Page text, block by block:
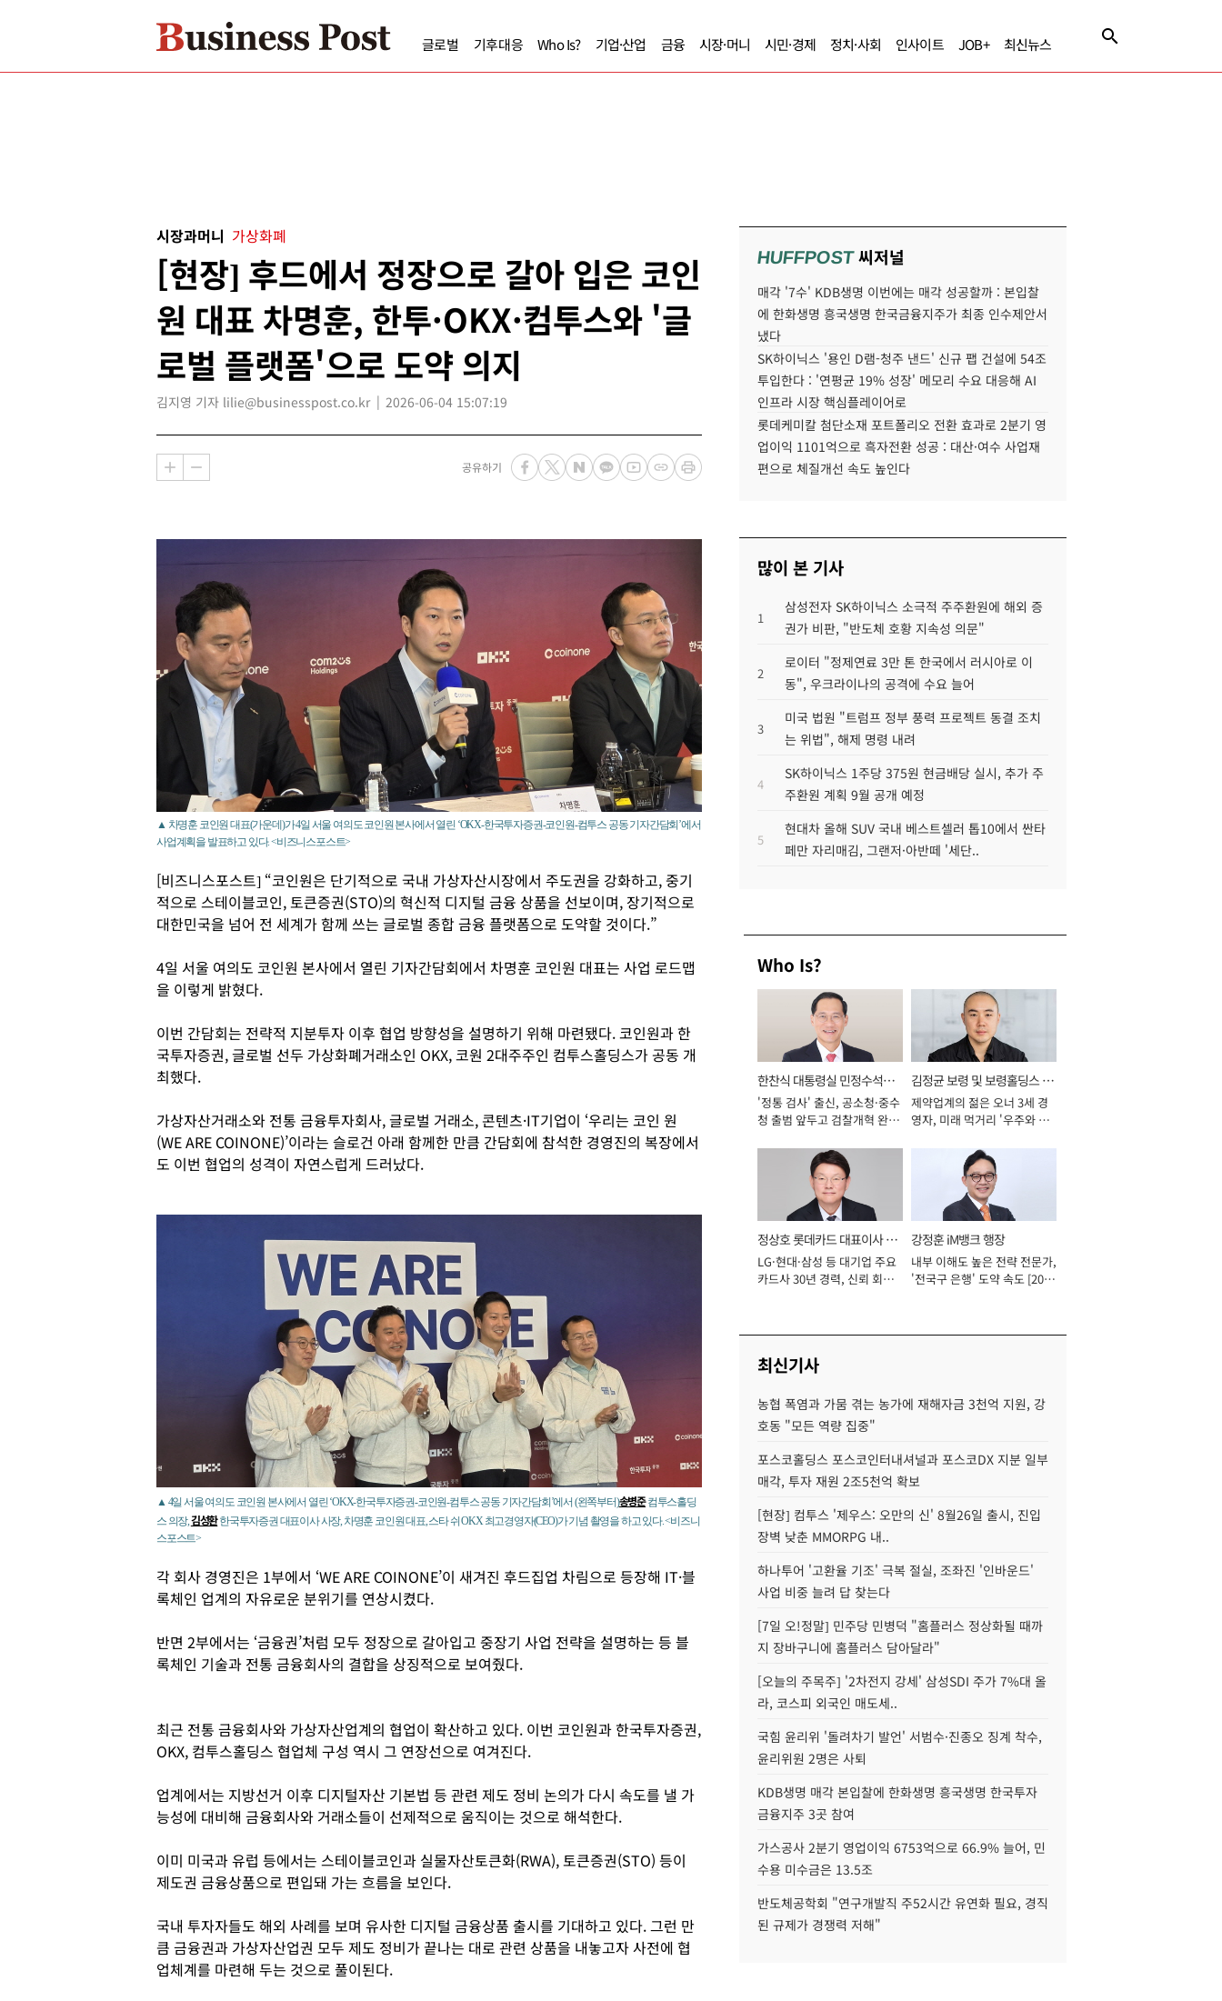
글로벌 기후대응 Who Is? 기업·산업 금융 시장·머니 시민·경제 정치·사회 인사이트 JOB+ 최신뉴스
시장과머니 가상화폐
[현장] 후드에서 정장으로 갈아 입은 코인
원 대표 차명훈, 한투·OKX·컴투스와 '글
로벌 플랫폼'으로 도약 의지
김지영 기자 lilie@businesspost.co.kr 2026-06-04 15:07:19
공유하기
▲ 차명훈 코인원 대표(가운데)가 4일 서울 여의도 코인원 본사에서 열린 ‘OKX-한국투자증권-코인원-컴투스 공동 기자간담회’에서
사업계획을 발표하고 있다. <비즈니스포스트>
[비즈니스포스트] “코인원은 단기적으로 국내 가상자산시장에서 주도권을 강화하고, 중기
적으로 스테이블코인, 토큰증권(STO)의 혁신적 디지털 금융 상품을 선보이며, 장기적으로
대한민국을 넘어 전 세계가 함께 쓰는 글로벌 종합 금융 플랫폼으로 도약할 것이다.”
4일 서울 여의도 코인원 본사에서 열린 기자간담회에서 차명훈 코인원 대표는 사업 로드맵
을 이렇게 밝혔다.
이번 간담회는 전략적 지분투자 이후 협업 방향성을 설명하기 위해 마련됐다. 코인원과 한
국투자증권, 글로벌 선두 가상화폐거래소인 OKX, 코원 2대주주인 컴투스홀딩스가 공동 개
최했다.
가상자산거래소와 전통 금융투자회사, 글로벌 거래소, 콘텐츠·IT기업이 ‘우리는 코인 원
(WE ARE COINONE)’이라는 슬로건 아래 함께한 만큼 간담회에 참석한 경영진의 복장에서
도 이번 협업의 성격이 자연스럽게 드러났다.
▲ 4일 서울 여의도 코인원 본사에서 열린 ‘OKX-한국투자증권-코인원-컴투스 공동 기자간담회’에서 (왼쪽부터)송병준컴투스홀딩
스 의장,김성환한국투자증권 대표이사 사장, 차명훈 코인원 대표, 스타 쉬 OKX 최고경영자(CEO)가 기념 촬영을 하고 있다. <비즈니
스포스트>
각 회사 경영진은 1부에서 ‘WE ARE COINONE’이 새겨진 후드집업 차림으로 등장해 IT·블
록체인 업계의 자유로운 분위기를 연상시켰다.
반면 2부에서는 ‘금융권’처럼 모두 정장으로 갈아입고 중장기 사업 전략을 설명하는 등 블
록체인 기술과 전통 금융회사의 결합을 상징적으로 보여줬다.
최근 전통 금융회사와 가상자산업계의 협업이 확산하고 있다. 이번 코인원과 한국투자증권,
OKX, 컴투스홀딩스 협업체 구성 역시 그 연장선으로 여겨진다.
업계에서는 지방선거 이후 디지털자산 기본법 등 관련 제도 정비 논의가 다시 속도를 낼 가
능성에 대비해 금융회사와 거래소들이 선제적으로 움직이는 것으로 해석한다.
이미 미국과 유럽 등에서는 스테이블코인과 실물자산토큰화(RWA), 토큰증권(STO) 등이
제도권 금융상품으로 편입돼 가는 흐름을 보인다.
국내 투자자들도 해외 사례를 보며 유사한 디지털 금융상품 출시를 기대하고 있다. 그런 만
큼 금융권과 가상자산업권 모두 제도 정비가 끝나는 대로 관련 상품을 내놓고자 사전에 협
업체계를 마련해 두는 것으로 풀이된다.
HUFFPOST씨저널
매각 '7수' KDB생명 이번에는 매각 성공할까 : 본입찰
에 한화생명 흥국생명 한국금융지주가 최종 인수제안서
냈다
SK하이닉스 '용인 D램-청주 낸드' 신규 팹 건설에 54조
투입한다 : '연평균 19% 성장' 메모리 수요 대응해 AI
인프라 시장 핵심플레이어로
롯데케미칼 첨단소재 포트폴리오 전환 효과로 2분기 영
업이익 1101억으로 흑자전환 성공 : 대산·여수 사업재
편으로 체질개선 속도 높인다
많이 본 기사
1
삼성전자 SK하이닉스 소극적 주주환원에 해외 증
권가 비판, "반도체 호황 지속성 의문"
2
로이터 "정제연료 3만 톤 한국에서 러시아로 이
동", 우크라이나의 공격에 수요 늘어
3
미국 법원 "트럼프 정부 풍력 프로젝트 동결 조치
는 위법", 해제 명령 내려
4
SK하이닉스 1주당 375원 현금배당 실시, 추가 주
주환원 계획 9월 공개 예정
5
현대차 올해 SUV 국내 베스트셀러 톱10에서 싼타
페만 자리매김, 그랜저·아반떼 '세단..
Who Is?
한찬식 대통령실 민정수석비
서관
'정통 검사' 출신, 공소청·중수
청 출범 앞두고 검찰개혁 완수
김정균 보령 및 보령홀딩스 대
표이사 사장
제약업계의 젊은 오너 3세 경
영자, 미래 먹거리 '우주와 헬
정상호 롯데카드 대표이사 사
장
LG·현대·삼성 등 대기업 주요
카드사 30년 경력, 신뢰 회복
강정훈 iM뱅크 행장
내부 이해도 높은 전략 전문가,
'전국구 은행' 도약 속도 [2026
최신기사
농협 폭염과 가뭄 겪는 농가에 재해자금 3천억 지원, 강
호동 "모든 역량 집중"
포스코홀딩스 포스코인터내셔널과 포스코DX 지분 일부
매각, 투자 재원 2조5천억 확보
[현장] 컴투스 '제우스: 오만의 신' 8월26일 출시, 진입
장벽 낮춘 MMORPG 내..
하나투어 '고환율 기조' 극복 절실, 조좌진 '인바운드'
사업 비중 늘려 답 찾는다
[7일 오!정말] 민주당 민병덕 "홈플러스 정상화될 때까
지 장바구니에 홈플러스 담아달라"
[오늘의 주목주] '2차전지 강세' 삼성SDI 주가 7%대 올
라, 코스피 외국인 매도세..
국힘 윤리위 '돌려차기 발언' 서범수·진종오 징계 착수,
윤리위원 2명은 사퇴
KDB생명 매각 본입찰에 한화생명 흥국생명 한국투자
금융지주 3곳 참여
가스공사 2분기 영업이익 6753억으로 66.9% 늘어, 민
수용 미수금은 13.5조
반도체공학회 "연구개발직 주52시간 유연화 필요, 경직
된 규제가 경쟁력 저해"